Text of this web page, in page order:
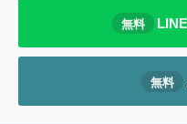
無料
無料